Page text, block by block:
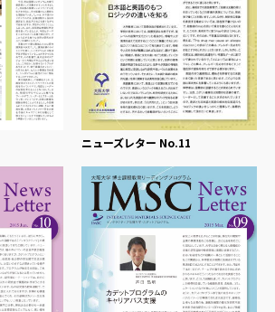
ニューズレター No.11